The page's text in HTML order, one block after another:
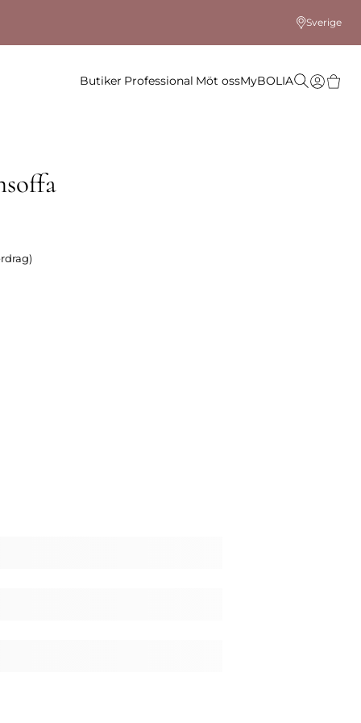
Sverige
Butiker Professional Möt ossMyBOLIA